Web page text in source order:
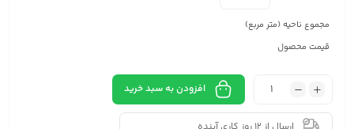
مجموع ناحیه (متر مربع)
قیمت محصول
افزودن به سبد خرید